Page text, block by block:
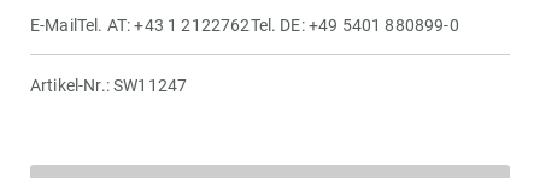
E-MailTel. AT: +43 1 2122762Tel. DE: +49 5401 880899-0
Artikel-Nr.:SW11247